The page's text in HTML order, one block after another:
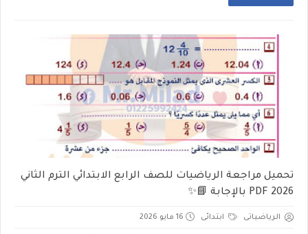
تحميل مراجعة الرياضيات للصف الرابع الابتدائي الترم الثاني
2026 PDF بالإجابة 📘✨
الرياضياتى ابتدائى 16 مايو 2026